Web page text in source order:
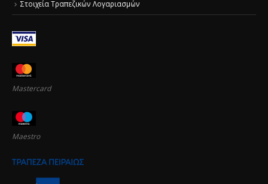
Στοιχεία Τραπεζικών Λογαριασμών
Mastercard
Maestro